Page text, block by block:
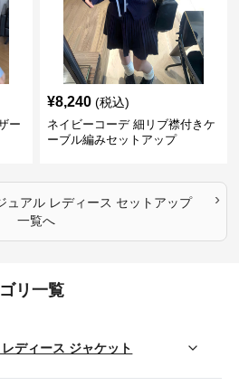
ー
¥8,240 (税込)
ネイビーコーデ 細リブ襟付きケ
ーブル編みセットアップ
ュアル レディース セットアップ
一覧へ
›
リ一覧
ディース ジャケット